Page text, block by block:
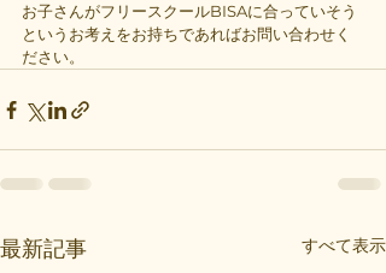
お子さんがフリースクールBISAに合っていそう
というお考えをお持ちであればお問い合わせく
ださい。
最新記事 すべて表示